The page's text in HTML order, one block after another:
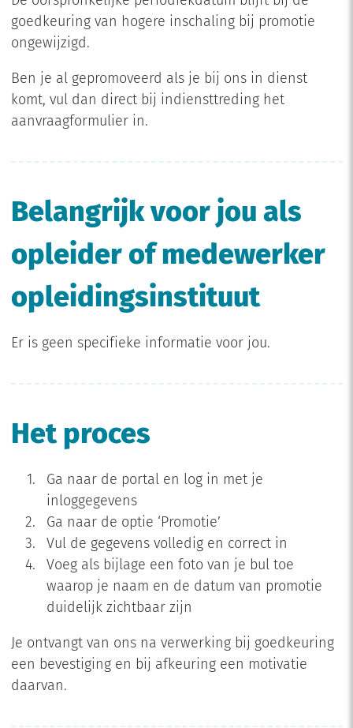
goedkeuring van hogere inschaling bij promotie
ongewijzigd.
Ben je al gepromoveerd als je bij ons in dienst
komt, vul dan direct bij indiensttreding het
aanvraagformulier in.
Belangrijk voor jou als
opleider of medewerker
opleidingsinstituut
Er is geen specifieke informatie voor jou.
Het proces
Ga naar de portal en log in met je
inloggegevens
Ga naar de optie ‘Promotie’
Vul de gegevens volledig en correct in
Voeg als bijlage een foto van je bul toe
waarop je naam en de datum van promotie
duidelijk zichtbaar zijn
Je ontvangt van ons na verwerking bij goedkeuring
een bevestiging en bij afkeuring een motivatie
daarvan.